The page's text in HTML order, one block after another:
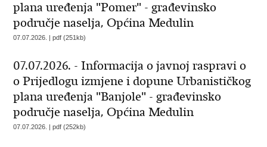
plana uređenja "Pomer" - građevinsko
područje naselja, Općina Medulin
07.07.2026. | pdf (251kb)
07.07.2026. - Informacija o javnoj raspravi o
o Prijedlogu izmjene i dopune Urbanističkog
plana uređenja "Banjole" - građevinsko
područje naselja, Općina Medulin
07.07.2026. | pdf (252kb)